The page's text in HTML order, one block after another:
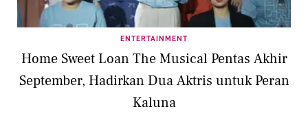
ENTERTAINMENT
Home Sweet Loan The Musical Pentas Akhir
September, Hadirkan Dua Aktris untuk Peran
Kaluna